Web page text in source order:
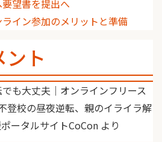
望書を提出へ
イン参加のメリットと準備
ト
も大丈夫｜オンラインフリース
登校の昼夜逆転、親のイライラ解
ータルサイトCoCon より